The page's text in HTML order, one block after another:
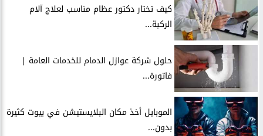
كيف تختار دكتور عظام مناسب لعلاج آلام
الركبة...
حلول شركة عوازل الدمام للخدمات العامة |
فاتورة...
الموبايل أخذ مكان البلايستيشن في بيوت كثيرة
بدون...